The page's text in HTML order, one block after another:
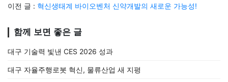
이전 글 : 혁신생태계 바이오벤처 신약개발의 새로운 가능성!
함께 보면 좋은 글
대구 기술력 빛낸 CES 2026 성과
대구 자율주행로봇 혁신, 물류산업 새 지평